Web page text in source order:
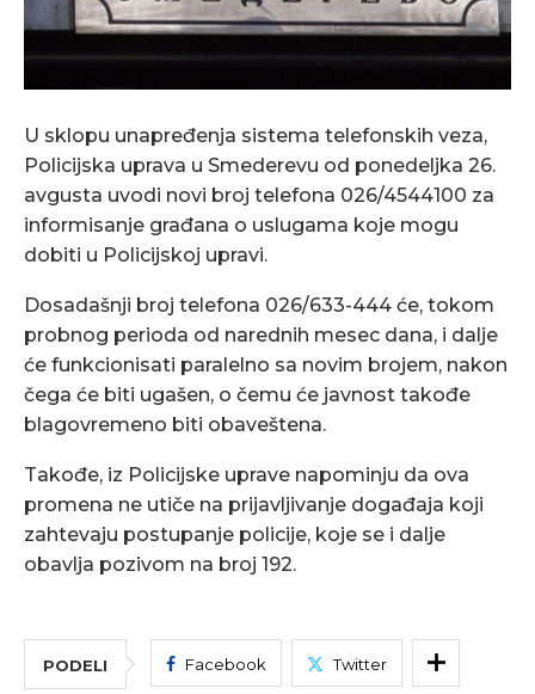
U sklopu unapređenja sistema telefonskih veza,
Policijska uprava u Smederevu od ponedeljka 26.
avgusta uvodi novi broj telefona 026/4544100 za
informisanje građana o uslugama koje mogu
dobiti u Policijskoj upravi.
Dosadašnji broj telefona 026/633-444 će, tokom
probnog perioda od narednih mesec dana, i dalje
će funkcionisati paralelno sa novim brojem, nakon
čega će biti ugašen, o čemu će javnost takođe
blagovremeno biti obaveštena.
Takođe, iz Policijske uprave napominju da ova
promena ne utiče na prijavljivanje događaja koji
zahtevaju postupanje policije, koje se i dalje
obavlja pozivom na broj 192.
PODELI Facebook Twitter